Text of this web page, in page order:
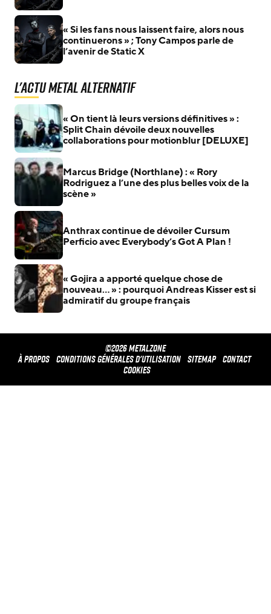
« Si les fans nous laissent faire, alors nous
continuerons » ; Tony Campos parle de
l’avenir de Static X
L'actu Metal Alternatif
« On tient là leurs versions définitives » :
Split Chain dévoile deux nouvelles
collaborations pour motionblur [DELUXE]
Marcus Bridge (Northlane) : « Rory
Rodriguez a l’une des plus belles voix de la
scène »
Anthrax continue de dévoiler Cursum
Perficio avec Everybody’s Got A Plan !
« Gojira a apporté quelque chose de
nouveau… » : pourquoi Andreas Kisser est si
admiratif du groupe français
©2026 METALZONE
À propos Conditions générales d'utilisation Sitemap Contact
Cookies